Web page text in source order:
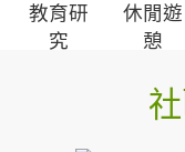
教育研
究
休閒遊
憩